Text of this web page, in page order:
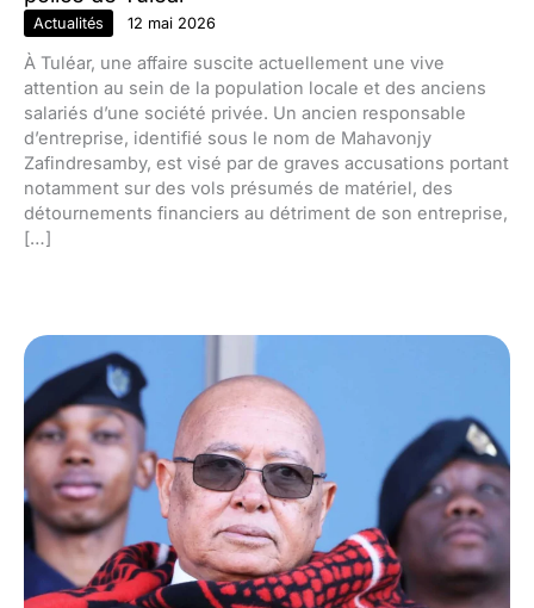
Actualités 12 mai 2026
À Tuléar, une affaire suscite actuellement une vive
attention au sein de la population locale et des anciens
salariés d’une société privée. Un ancien responsable
d’entreprise, identifié sous le nom de Mahavonjy
Zafindresamby, est visé par de graves accusations portant
notamment sur des vols présumés de matériel, des
détournements financiers au détriment de son entreprise,
[…]